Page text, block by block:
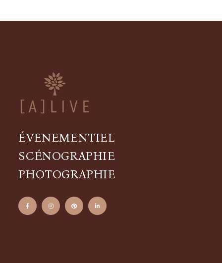
ÉVENEMENTIEL
SCÉNOGRAPHIE
PHOTOGRAPHIE